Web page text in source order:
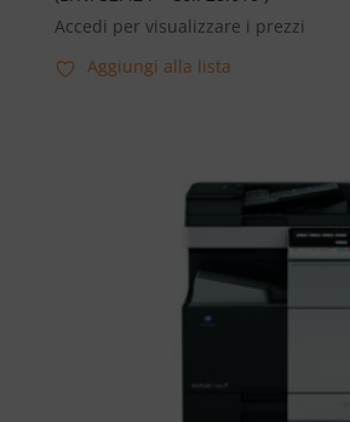
Accedi per visualizzare i prezzi
Aggiungi alla lista